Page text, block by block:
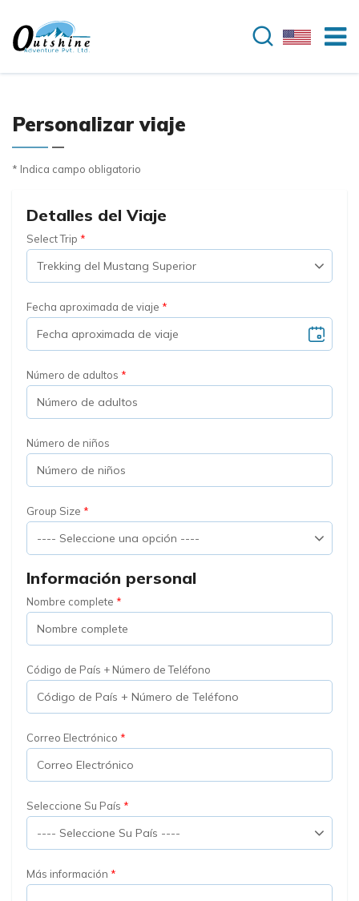
Personalizar viaje
* Indica campo obligatorio
Detalles del Viaje
Select Trip
Fecha aproximada de viaje
Número de adultos
Número de niños
Group Size
Información personal
Nombre complete
Código de País + Número de Teléfono
Correo Electrónico
Seleccione Su País
Más información